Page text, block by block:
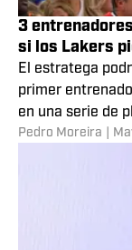
3
si los Lakers
El estratega
primer
en una serie de
Pedro Moreira